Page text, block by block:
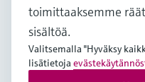
Lisätietoja
Endress+Hauser Oy
toimittaaksemme
sisältöä.
Valitsemalla "Hyväksy
lisätietoja